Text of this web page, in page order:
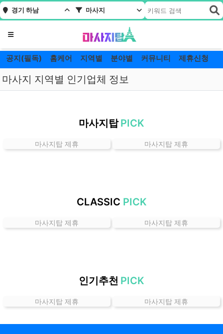
경기 하남 마사지
메뉴
공지(필독) 홈케어 지역별 분야별 커뮤니티 제휴신청
마사지 지역별 인기업체 정보
마
가
정
샵
마사지탑 PICK
마사지탑 제휴 마사지탑 제휴
CLASSIC PICK
마사지탑 제휴 마사지탑 제휴
인기추천 PICK
마사지탑 제휴 마사지탑 제휴